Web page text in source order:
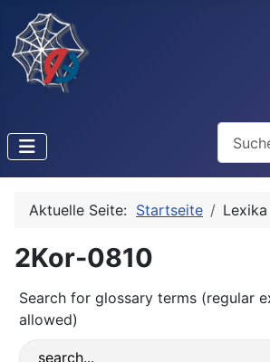
Aktuelle Seite: Startseite Lexika
2Kor-0810
Search for glossary terms (regular
allowed)